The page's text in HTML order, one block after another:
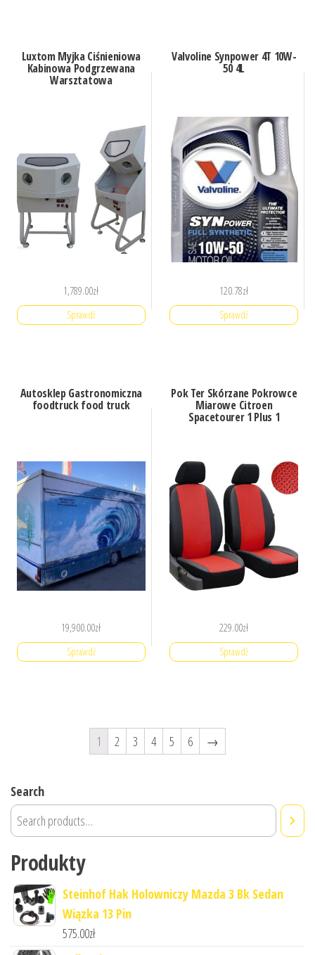
Luxtom Myjka Ciśnieniowa
Kabinowa Podgrzewana
Warsztatowa
1,789.00zł
Sprawdź
Valvoline Synpower 4T 10W-
50 4L
120.78zł
Sprawdź
Autosklep Gastronomiczna
foodtruck food truck
19,900.00zł
Sprawdź
Pok Ter Skórzane Pokrowce
Miarowe Citroen
Spacetourer 1 Plus 1
229.00zł
Sprawdź
1 2 3 4 5 6 →
Search
Produkty
Steinhof Hak Holowniczy Mazda 3 Bk Sedan
Wiązka 13 Pin
575.00zł